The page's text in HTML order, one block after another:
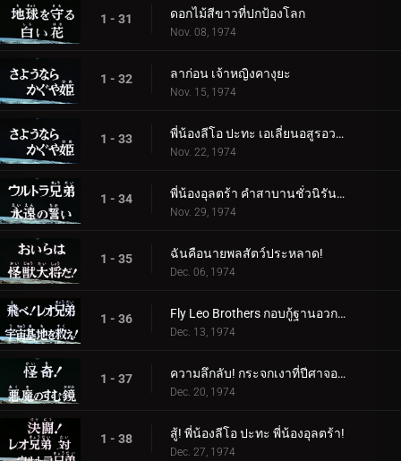
1 - 31 ดอกไม้สีขาวที่ปกป้องโลก
Nov. 08, 1974
1 - 32 ลาก่อน เจ้าหญิงคางุยะ
Nov. 15, 1974
1 - 33 พี่น้องลีโอ ปะทะ เอเลี่ยนอสูรอวกาศ
Nov. 22, 1974
1 - 34 พี่น้องอุลตร้า คำสาบานชั่วนิรันดร์
Nov. 29, 1974
1 - 35 ฉันคือนายพลสัตว์ประหลาด!
Dec. 06, 1974
1 - 36 Fly Leo Brothers กอบกู้ฐานอวกาศ!
Dec. 13, 1974
1 - 37 ความลึกลับ! กระจกเงาที่ปีศาจอาศัยอยู่
Dec. 20, 1974
1 - 38 สู้! พี่น้องลีโอ ปะทะ พี่น้องอุลตร้า!
Dec. 27, 1974